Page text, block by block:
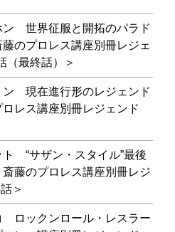
ン 世界征服と開拓のパラド
のプロレス講座別冊レジェ
（最終話）＞
ン 現在進行形のレジェンド
レス講座別冊レジェンド
ト “サザン・スタイル”最後
藤のプロレス講座別冊レジ
＞
ロックンロール・レスラー